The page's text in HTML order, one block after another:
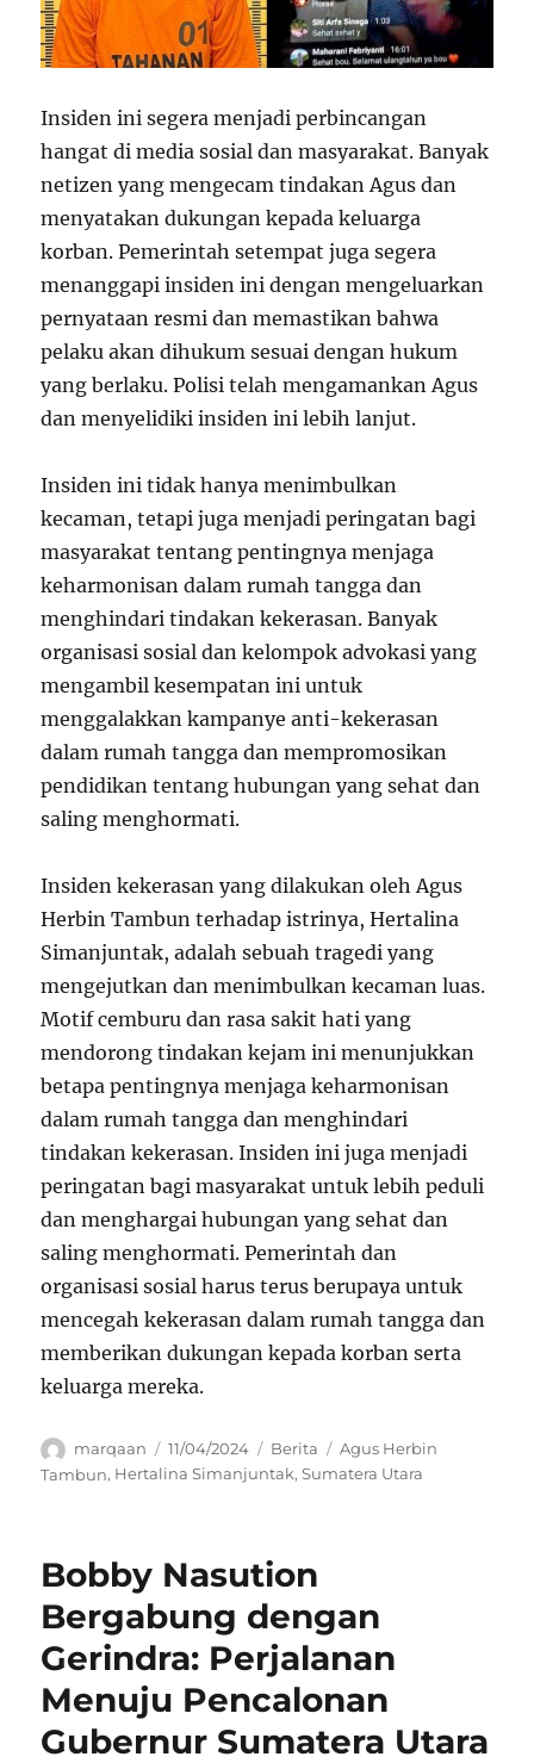
Insiden ini segera menjadi perbincangan
hangat di media sosial dan masyarakat. Banyak
netizen yang mengecam tindakan Agus dan
menyatakan dukungan kepada keluarga
korban. Pemerintah setempat juga segera
menanggapi insiden ini dengan mengeluarkan
pernyataan resmi dan memastikan bahwa
pelaku akan dihukum sesuai dengan hukum
yang berlaku. Polisi telah mengamankan Agus
dan menyelidiki insiden ini lebih lanjut.
Insiden ini tidak hanya menimbulkan
kecaman, tetapi juga menjadi peringatan bagi
masyarakat tentang pentingnya menjaga
keharmonisan dalam rumah tangga dan
menghindari tindakan kekerasan. Banyak
organisasi sosial dan kelompok advokasi yang
mengambil kesempatan ini untuk
menggalakkan kampanye anti-kekerasan
dalam rumah tangga dan mempromosikan
pendidikan tentang hubungan yang sehat dan
saling menghormati.
Insiden kekerasan yang dilakukan oleh Agus
Herbin Tambun terhadap istrinya, Hertalina
Simanjuntak, adalah sebuah tragedi yang
mengejutkan dan menimbulkan kecaman luas.
Motif cemburu dan rasa sakit hati yang
mendorong tindakan kejam ini menunjukkan
betapa pentingnya menjaga keharmonisan
dalam rumah tangga dan menghindari
tindakan kekerasan. Insiden ini juga menjadi
peringatan bagi masyarakat untuk lebih peduli
dan menghargai hubungan yang sehat dan
saling menghormati. Pemerintah dan
organisasi sosial harus terus berupaya untuk
mencegah kekerasan dalam rumah tangga dan
memberikan dukungan kepada korban serta
keluarga mereka.
Author
marqaan
Posted
on
11/04/2024 Categories
Berita Tags
Agus Herbin
Tambun, Hertalina Simanjuntak,Sumatera Utara
Bobby Nasution
Bergabung dengan
Gerindra: Perjalanan
Menuju Pencalonan
Gubernur Sumatera Utara